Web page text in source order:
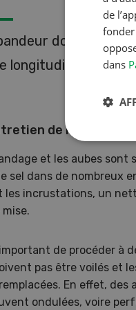
doit être à
longitudinal que
de l’épandeur
et les aubes
sel dans de nombreux
les incrustations, un
de procéder à
pas être voilés et
En effet,
ondulées, voire
de
dans